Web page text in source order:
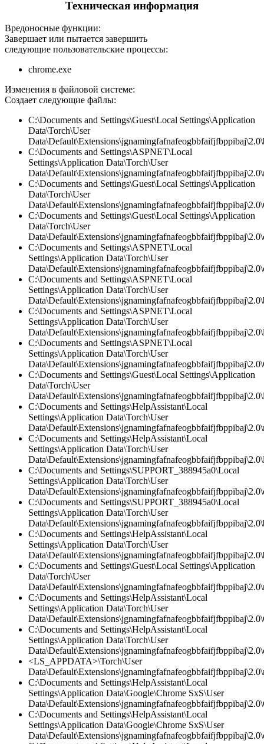
Техническая информация
Вредоносные функции:
Завершает или пытается завершить
следующие пользовательские процессы:
chrome.exe
Изменения в файловой системе:
Создает следующие файлы:
C:\Documents and Settings\Guest\Local Settings\Application
Data\Torch\User
C:\Documents and Settings\ASPNET\Local
Settings\Application Data\Torch\User
C:\Documents and Settings\Guest\Local Settings\Application
Data\Torch\User
C:\Documents and Settings\Guest\Local Settings\Application
Data\Torch\User
C:\Documents and Settings\ASPNET\Local
Settings\Application Data\Torch\User
C:\Documents and Settings\ASPNET\Local
Settings\Application Data\Torch\User
C:\Documents and Settings\ASPNET\Local
Settings\Application Data\Torch\User
C:\Documents and Settings\ASPNET\Local
Settings\Application Data\Torch\User
C:\Documents and Settings\Guest\Local Settings\Application
Data\Torch\User
C:\Documents and Settings\HelpAssistant\Local
Settings\Application Data\Torch\User
C:\Documents and Settings\HelpAssistant\Local
Settings\Application Data\Torch\User
C:\Documents and Settings\SUPPORT_388945a0\Local
Settings\Application Data\Torch\User
C:\Documents and Settings\SUPPORT_388945a0\Local
Settings\Application Data\Torch\User
C:\Documents and Settings\HelpAssistant\Local
Settings\Application Data\Torch\User
C:\Documents and Settings\Guest\Local Settings\Application
Data\Torch\User
C:\Documents and Settings\HelpAssistant\Local
Settings\Application Data\Torch\User
C:\Documents and Settings\HelpAssistant\Local
Settings\Application Data\Torch\User
<LS_APPDATA>\Torch\User
C:\Documents and Settings\HelpAssistant\Local
Settings\Application Data\Google\Chrome SxS\User
C:\Documents and Settings\HelpAssistant\Local
Settings\Application Data\Google\Chrome SxS\User